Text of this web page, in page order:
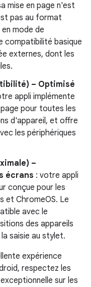
mise en page n'est
pas au format
mode de
compatibilité basique
externes, dont les
– Optimisé
appli implémente
pour toutes les
d'appareil, et offre
les périphériques
–
écrans : votre appli
conçue pour les
et ChromeOS. Le
avec le
des appareils
saisie au stylet.
expérience
respectez les
sur les